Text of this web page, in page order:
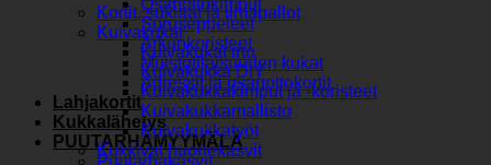
Osanottokimput
Suruseppeleet
Arkunkoristeet
Muistotilaisuuden kukat
Adressit ja osanottokortit
Lahjakortit
Kukkalähetys
PUUTARHAMYYMÄLÄ
Puutarhakasvit
Kortit, suklaat ja ilmapallot
Kuivakukat
Kuivakukat irto
Kuivakukka DIY
Kuivakukkakimput ja -koristeet
Kuivakukkamallisto
Kuivakukkatyöt
Kukkivat huonekasvit